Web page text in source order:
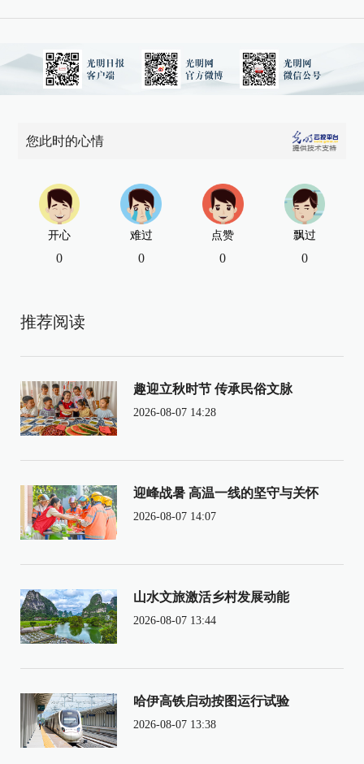
您此时的心情
开心
0
难过
0
点赞
0
飘过
0
推荐阅读
趣迎立秋时节 传承民俗文脉
2026-08-07 14:28
迎峰战暑 高温一线的坚守与关怀
2026-08-07 14:07
山水文旅激活乡村发展动能
2026-08-07 13:44
哈伊高铁启动按图运行试验
2026-08-07 13:38